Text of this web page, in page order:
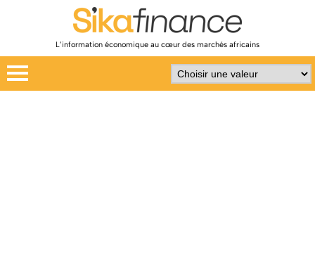
L’information économique au cœur des marchés africains